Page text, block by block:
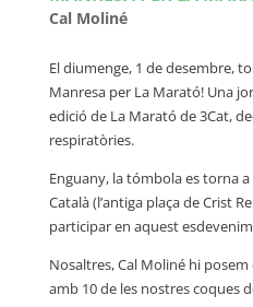
Cal Moliné
El diumenge, 1 de desembre,
Manresa per La Marató! Una
edició de La Marató de 3Cat,
respiratòries.
Enguany, la tómbola es torna a
Català (l’antiga plaça de Crist
participar en aquest
Nosaltres, Cal Moliné hi
amb 10 de les nostres coques